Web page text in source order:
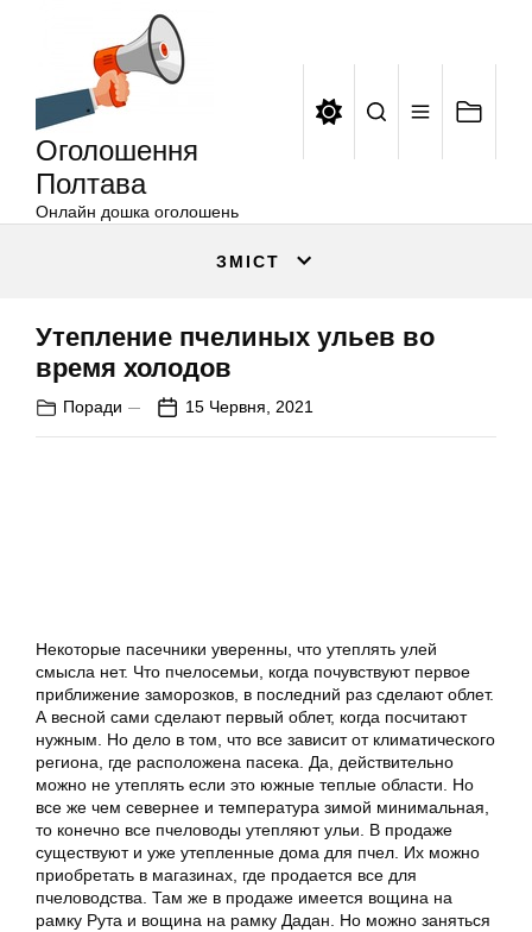
Оголошення
Полтава
Онлайн дошка оголошень
ЗМІСТ
Утепление пчелиных ульев во
время холодов
Поради 15 Червня, 2021
Некоторые пасечники уверенны, что утеплять улей
смысла нет. Что пчелосемьи, когда почувствуют первое
приближение заморозков, в последний раз сделают облет.
А весной сами сделают первый облет, когда посчитают
нужным. Но дело в том, что все зависит от климатического
региона, где расположена пасека. Да, действительно
можно не утеплять если это южные теплые области. Но
все же чем севернее и температура зимой минимальная,
то конечно все пчеловоды утепляют ульи. В продаже
существуют и уже утепленные дома для пчел. Их можно
приобретать в магазинах, где продается все для
пчеловодства. Там же в продаже имеется вощина на
рамку Рута и вощина на рамку Дадан. Но можно заняться